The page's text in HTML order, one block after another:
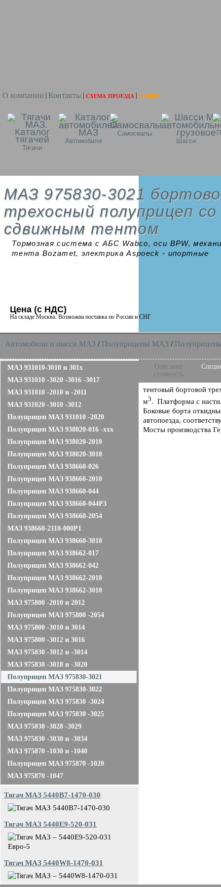
О компании Контакты схема проезда акции
Тягачи
Автомобили
Самосвалы
Шасси
МАЗ 975830-3021
трехосный полуприцеп со
сдвижным тентом
Тормозная система с АБС Wabco, оси BPW,
тента Bozamet, электрика Aspoeck - ипортные
Цена (с НДС)
На складе Москва. Возможна поставка по России и СНГ
Автомобили и шасси MAЗ / Полуприцепы МАЗ /
МАЗ 931010-3010 и 301х
МАЗ 931010 -3020 -3016 -3017
МАЗ 931010 -2010 и -2011
МАЗ 931020 -3010 -3012
Полуприцеп МАЗ 931010 -2020
Полуприцеп МАЗ 938020-016 -ххх
Полуприцеп МАЗ 938020-2010
Полуприцеп МАЗ 938020-3010
Полуприцеп МАЗ 938660-026
Полуприцеп МАЗ 938660-2010
Полуприцеп МАЗ 938660-044
Полуприцеп МАЗ 938660-044Р3
Полуприцеп МАЗ 938660-2054
МАЗ 938660-2110-000P1
Полуприцеп МАЗ 938660-3010
Полуприцеп МАЗ 938662-017
Полуприцеп МАЗ 938662-042
Полуприцеп МАЗ 938662-2010
Полуприцеп МАЗ 938662-3010
МАЗ 975800 -2010 и 2012
Полуприцеп МАЗ 975800 -2054
МАЗ 975800 -3010 и 3014
МАЗ 975800 -3012 и 3016
МАЗ 975830 -3012 и -3014
МАЗ 975830 -3018 и -3020
Полуприцеп МАЗ 975830-3021
Полуприцеп МАЗ 975830-3022
Полуприцеп МАЗ 975830 -3024
Полуприцеп МАЗ 975830 -3025
МАЗ 975830 -3028 -3029
МАЗ 975830 -3030 и -3034
МАЗ 975870 -1030 и -1040
Полуприцеп МАЗ 975870 -1020
МАЗ 975870 -1047
Тягач МАЗ 5440B7-1470-030
Тягач МАЗ 5440E9-520-031
Тягач МАЗ 5440W8-1470-031
Описание
стоимость
тентовый бортовой
м3. Платформа с
Боковые борта
автопоезда,
Мосты производства